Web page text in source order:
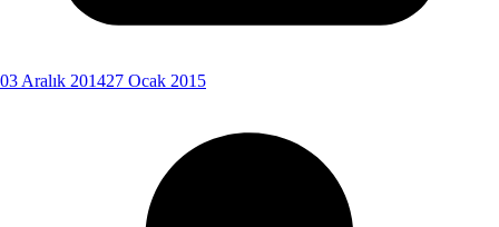
03 Aralık 201427 Ocak 2015